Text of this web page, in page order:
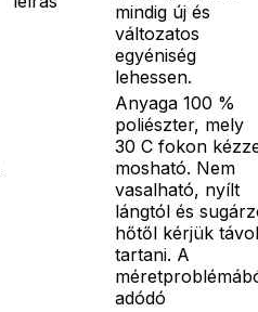
mindig új és
változatos
egyéniség
lehessen.
Anyaga 100 %
poliészter, mely
30 C fokon
mosható. Nem
vasalható, nyílt
lángtól és
hőtől kérjük távol
tartani. A
adódó